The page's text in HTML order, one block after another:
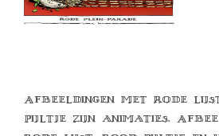
Afbeeldingen met rode
pijltje zijn animaties.